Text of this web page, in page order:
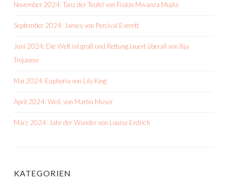
November 2024: Tanz der Teufel von Fiston Mwanza Mujila
September 2024: James von Percival Everett
Juni 2024: Die Welt ist groß und Rettung lauert überall von Ilija
Trojanow
Mai 2024: Euphoria von Lily King
April 2024: Weil. von Martin Muser
März 2024: Jahr der Wunder von Louise Erdrich
KATEGORIEN